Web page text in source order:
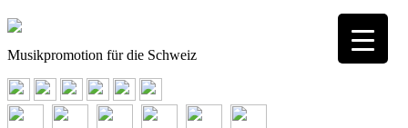
Musikpromotion für die Schweiz